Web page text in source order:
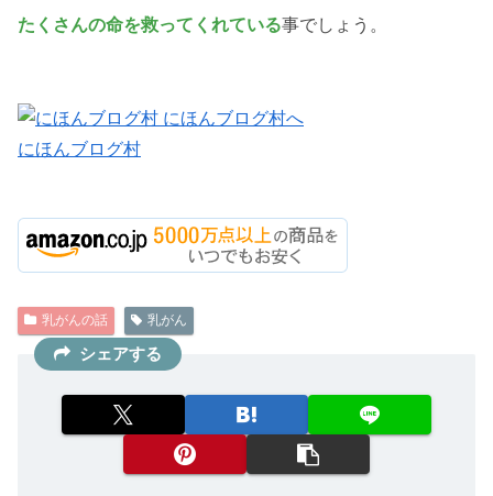
たくさんの命を救ってくれている事でしょう。
にほんブログ村
乳がんの話 乳がん
シェアする